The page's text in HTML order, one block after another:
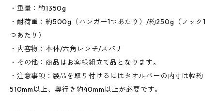
・重量：約1350g
・耐荷重：約500g（ハンガー1つあたり）/約250g（フック1
つあたり）
・内容物：本体/六角レンチ/スパナ
・その他：商品はお客様組立て品となります。
・注意事項：製品を取り付けるにはタオルバーの内寸は幅約
510mm以上、奥行き約40mm以上が必要です。